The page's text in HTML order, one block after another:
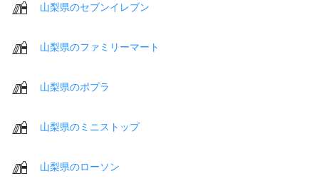
山梨県のセブンイレブン
山梨県のファミリーマート
山梨県のポプラ
山梨県のミニストップ
山梨県のローソン